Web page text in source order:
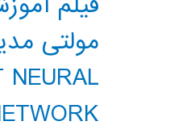
مولتی
NEURAL